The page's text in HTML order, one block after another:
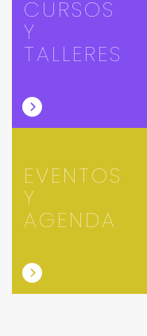
CURSOS
Y
TALLERES
EVENTOS
Y
AGENDA